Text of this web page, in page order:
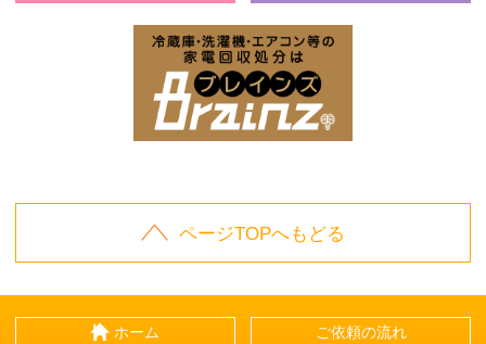
ページTOPへもどる
ホーム ご依頼の流れ